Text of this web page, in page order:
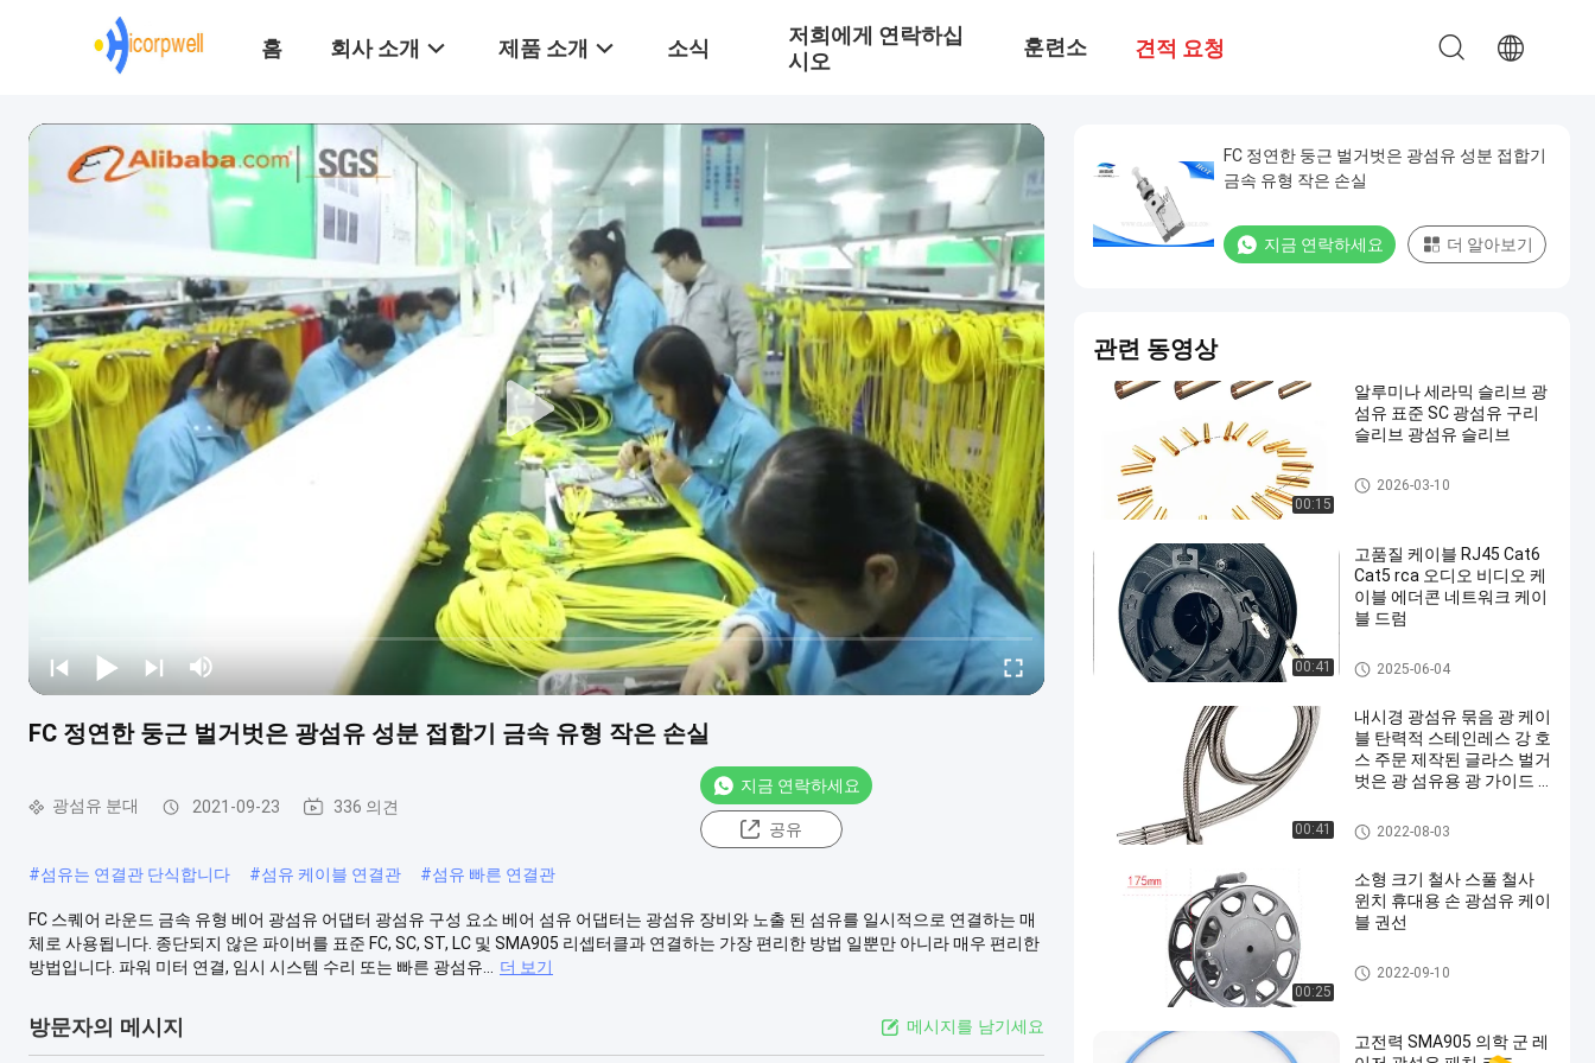
홈 회사 소개 제품 소개 소식
저희에게 연락하십
시오
훈련소 견적 요청
FC 정연한 둥근 벌거벗은 광섬유 성분 접합기 금속 유형 작은 손실
광섬유 분대 2021-09-23 336 의견
지금 연락하세요
공유
#섬유는 연결관 단식합니다 #섬유 케이블 연결관 #섬유 빠른 연결관
FC 스퀘어 라운드 금속 유형 베어 광섬유 어댑터 광섬유 구성 요소 베어 섬유 어댑터는 광섬유 장비와 노출 된 섬유를 일시적으로 연결하는 매
체로 사용됩니다. 종단되지 않은 파이버를 표준 FC, SC, ST, LC 및 SMA905 리셉터클과 연결하는 가장 편리한 방법 일뿐만 아니라 매우 편리한
방법입니다. 파워 미터 연결, 임시 시스템 수리 또는 빠른 광섬유...
더 보기
방문자의 메시지 메시지를 남기세요
FC 정연한 둥근 벌거벗은 광섬유 성분 접합기
금속 유형 작은 손실
지금 연락하세요 더 알아보기
관련 동영상
00:15
알루미나 세라믹 슬리브 광
섬유 표준 SC 광섬유 구리
슬리브 광섬유 슬리브
광섬유 분대
2026-03-10
00:41
고품질 케이블 RJ45 Cat6
Cat5 rca 오디오 비디오 케
이블 에더콘 네트워크 케이
블 드럼
광섬유 분대
2025-06-04
00:41
내시경 광섬유 묶음 광 케이
블 탄력적 스테인레스 강 호
스 주문 제작된 글라스 벌거
벗은 광 섬유용 광 가이드 1
벌거벗은 광섬유
2022-08-03
00:25
소형 크기 철사 스풀 철사
윈치 휴대용 손 광섬유 케이
블 권선
HDMI AOC 케이블
2022-09-10
고전력 SMA905 의학 군 레